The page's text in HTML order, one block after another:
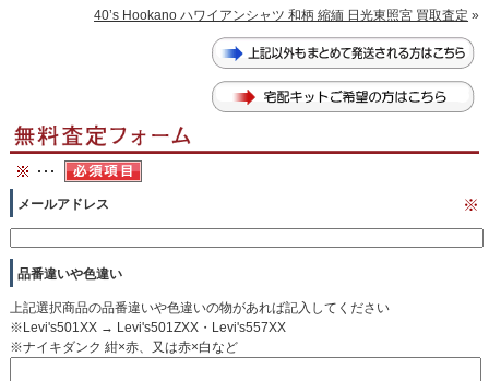
40’s Hookano ハワイアンシャツ 和柄 縮緬 日光東照宮 買取査定 »
メールアドレス ※
品番違いや色違い
上記選択商品の品番違いや色違いの物があれば記入してください
※Levi's501XX → Levi's501ZXX・Levi's557XX
※ナイキダンク 紺×赤、又は赤×白など